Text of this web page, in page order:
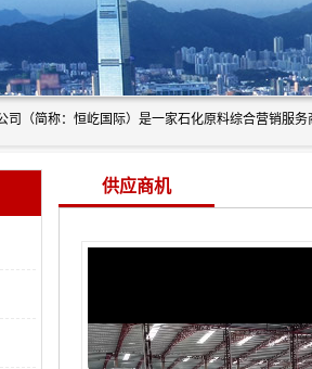
供应商机